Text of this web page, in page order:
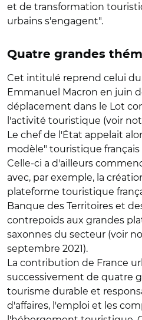
et de transformation
urbains s'engagent".
Quatre grandes
Cet intitulé reprend celui
Emmanuel Macron en juin
déplacement dans le Lot
l'activité touristique (voir
Le chef de l'État appelait
modèle" touristique français
Celle-ci a d'ailleurs
avec, par exemple, la
plateforme touristique
Banque des Territoires et
contrepoids aux grandes
saxonnes du secteur (voir
septembre 2021).
La contribution de France
successivement de quatre
tourisme durable et
d'affaires, l'emploi et les